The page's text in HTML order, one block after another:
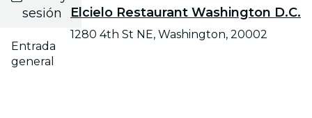
sesión
Entrada
general
Elcielo Restaurant Washington D.C.
1280 4th St NE, Washington, 20002